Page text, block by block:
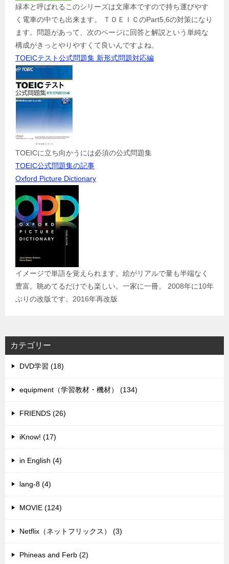
緑本と呼ばれるこのシリーズは文庫本ですので持ち運びやす
く電車の中でも出来ます。 ＴＯＥＩＣのPart5,6の対策になり
ます。問題があって、次のページに回答と解説という単純な
構成がきっとやりやすくて良いんですよね。
TOEICテスト公式問題集 新形式問題対応編
TOEICに立ち向かうには必須の公式問題集
TOEIC公式問題集の記事
Oxford Picture Dictionary
イメージで単語を覚えられます。絵がリアルで量も半端なく
豊富。眺めてるだけでも楽しい。一家に一冊。 2008年に10年
ぶりの改版です。2016年再改版
カテゴリー
DVD学習 (18)
equipment（学習教材・機材） (134)
FRIENDS (26)
iKnow! (17)
in English (4)
lang-8 (4)
MOVIE (124)
Netflix（ネットフリックス） (3)
Phineas and Ferb (2)